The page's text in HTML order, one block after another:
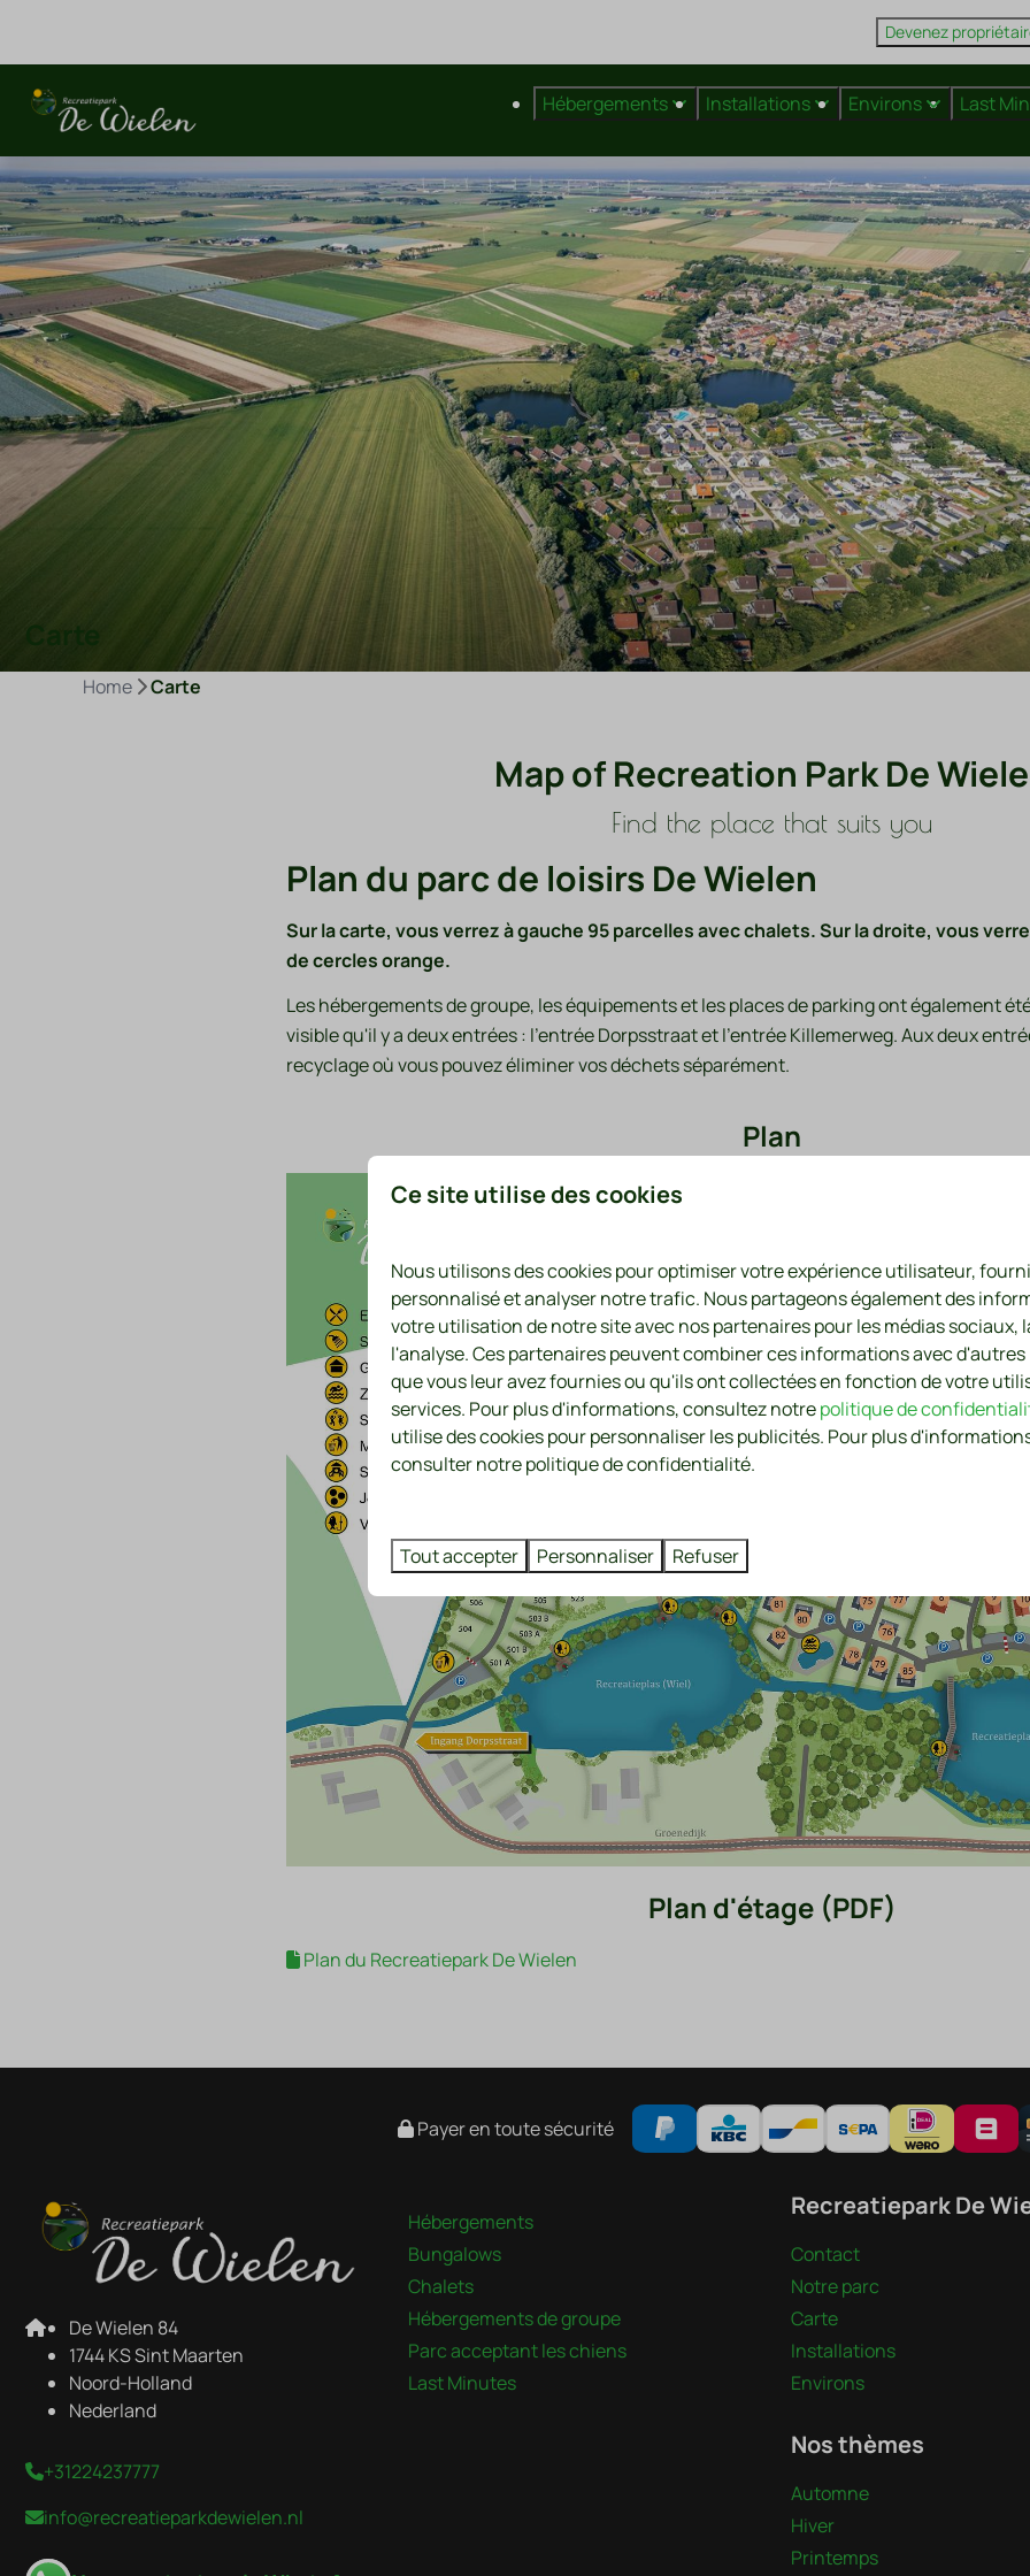
Devenez
Hébergements Installations Environs Last
Carte
Home Carte
Map of Recreation Park De
Find the place that suits you
Plan du parc de loisirs De Wielen
Sur la carte, vous verrez à gauche 95 parcelles avec chalets. Sur la droite, vous
de cercles orange.
Les hébergements de groupe, les équipements et les places de parking ont également
visible qu'il y a deux entrées : l'entrée Dorpsstraat et l'entrée Killemerweg. Aux deux
recyclage où vous pouvez éliminer vos déchets séparément.
Plan
Plan d'étage (PDF)
Plan du Recreatiepark De Wielen
Payer en toute sécurité
De Wielen 84
1744 KS Sint Maarten
Noord-Holland
Nederland
+31224237777
info@recreatieparkdewielen.nl
Hébergements
Bungalows
Chalets
Hébergements de groupe
Parc acceptant les chiens
Last Minutes
Recreatiepark De
Contact
Notre parc
Carte
Installations
Environs
Nos thèmes
Automne
Hiver
Printemps
Ce site utilise des cookies
Nous utilisons des cookies pour optimiser votre expérience utilisateur,
personnalisé et analyser notre trafic. Nous partageons également des
votre utilisation de notre site avec nos partenaires pour les médias sociaux,
l'analyse. Ces partenaires peuvent combiner ces informations avec
que vous leur avez fournies ou qu'ils ont collectées en fonction de votre
services. Pour plus d'informations, consultez notrepolitique de
utilise des cookies pour personnaliser les publicités. Pour plus
consulter notre politique de confidentialité.
Tout accepter Personnaliser Refuser